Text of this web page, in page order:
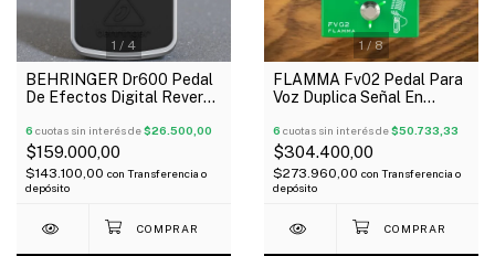
1 / 4
BEHRINGER Dr600 Pedal
De Efectos Digital Reverb
6 cuotas sin interés de$26.500,00
$159.000,00
$143.100,00 con Transferencia o
depósito
1/8
FLAMMA Fv02 Pedal Para
Voz Duplica Señal En
6 cuotas sin interés de$50.733,33
$304.400,00
$273.960,00 con Transferencia o
depósito